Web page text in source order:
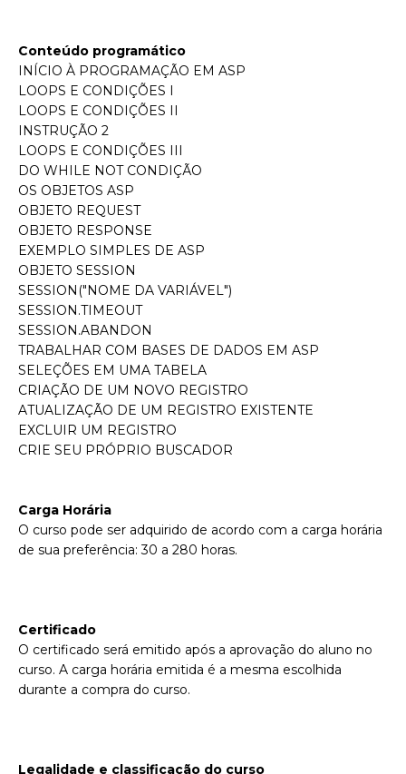
Conteúdo programático
INÍCIO À PROGRAMAÇÃO EM ASP
LOOPS E CONDIÇÕES I
LOOPS E CONDIÇÕES II
INSTRUÇÃO 2
LOOPS E CONDIÇÕES III
DO WHILE NOT CONDIÇÃO
OS OBJETOS ASP
OBJETO REQUEST
OBJETO RESPONSE
EXEMPLO SIMPLES DE ASP
OBJETO SESSION
SESSION("NOME DA VARIÁVEL")
SESSION.TIMEOUT
SESSION.ABANDON
TRABALHAR COM BASES DE DADOS EM ASP
SELEÇÕES EM UMA TABELA
CRIAÇÃO DE UM NOVO REGISTRO
ATUALIZAÇÃO DE UM REGISTRO EXISTENTE
EXCLUIR UM REGISTRO
CRIE SEU PRÓPRIO BUSCADOR
Carga Horária
O curso pode ser adquirido de acordo com a carga horária
de sua preferência: 30 a 280 horas.
Certificado
O certificado será emitido após a aprovação do aluno no
curso. A carga horária emitida é a mesma escolhida
durante a compra do curso.
Legalidade e classificação do curso